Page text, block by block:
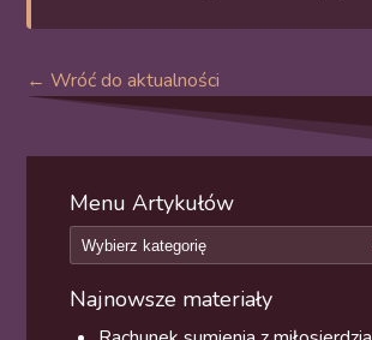
← Wróć do aktualności
Menu Artykułów
Najnowsze materiały